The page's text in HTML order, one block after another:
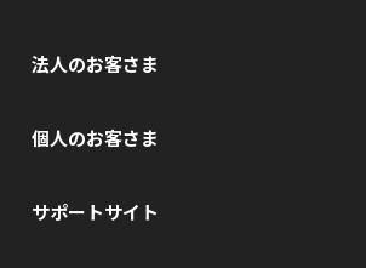
法人のお客さま
個人のお客さま
サポートサイト